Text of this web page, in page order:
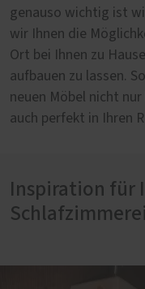
genauso wichtig ist
wir Ihnen die
Ort bei Ihnen zu
aufbauen zu lassen.
neuen Möbel nicht
auch perfekt in Ihren
Inspiration für